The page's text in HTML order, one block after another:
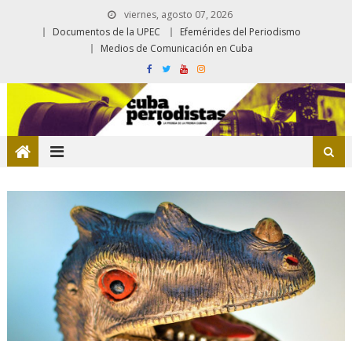
viernes, agosto 07, 2026
Documentos de la UPEC
Efemérides del Periodismo
Medios de Comunicación en Cuba